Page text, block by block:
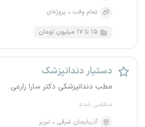
تمام وقت
پروژه‌ای
۱۵ تا ۱۷ میلیون تومان
دستیار دندانپزشک
مطب دندانپزشکی دکتر سارا زارعی
منقضی شده
آذربایجان شرقی
تبریز